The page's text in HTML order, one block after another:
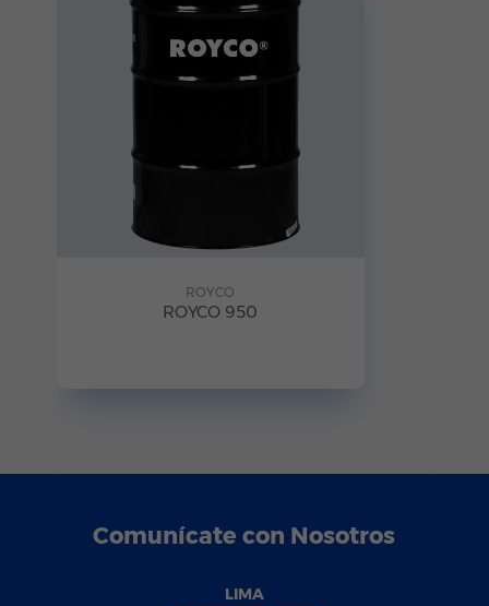
ROYCO
ROYCO 950
Comunícate con Nosotros
LIMA